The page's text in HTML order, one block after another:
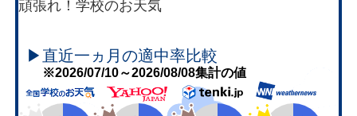
頑張れ！学校のお天気
▶直近一ヵ月の適中率比較
※2026/07/10～2026/08/08集計の値